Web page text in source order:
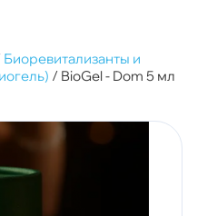
Биоревитализанты и
/ BioGel - Dom 5 мл